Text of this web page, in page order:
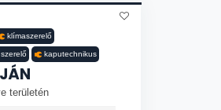
klímaszerelő
kaputechnikus
területén